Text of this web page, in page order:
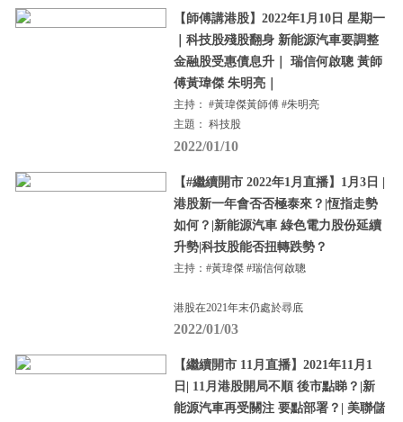
【師傅講港股】2022年1月10日 星期一
｜科技股殘股翻身 新能源汽車要調整
金融股受惠債息升｜ 瑞信何啟聰 黃師
傅黃瑋傑 朱明亮｜
主持： #黃瑋傑黃師傅 #朱明亮
主題： 科技股
2022/01/10
【#繼續開市 2022年1月直播】1月3日 |
港股新一年會否否極泰來？|恆指走勢
如何？|新能源汽車 綠色電力股份延續
升勢|科技股能否扭轉跌勢？
主持：#黃瑋傑 #瑞信何啟聰
港股在2021年末仍處於尋底
2022/01/03
【繼續開市 11月直播】2021年11月1
日| 11月港股開局不順 後市點睇？|新
能源汽車再受關注 要點部署？| 美聯儲